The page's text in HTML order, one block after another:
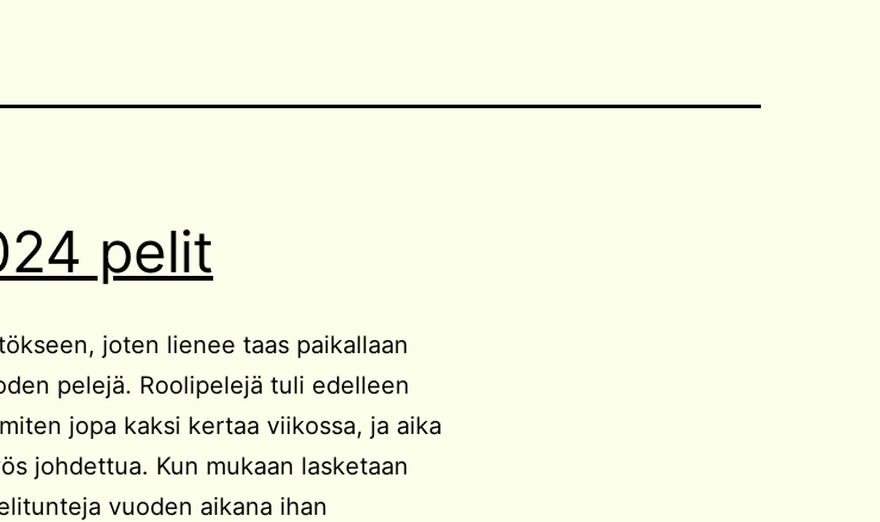
pelit
joten lienee taas paikallaan
pelejä. Roolipelejä tuli edelleen
jopa kaksi kertaa viikossa, ja aika
johdettua. Kun mukaan lasketaan
vuoden aikana ihan